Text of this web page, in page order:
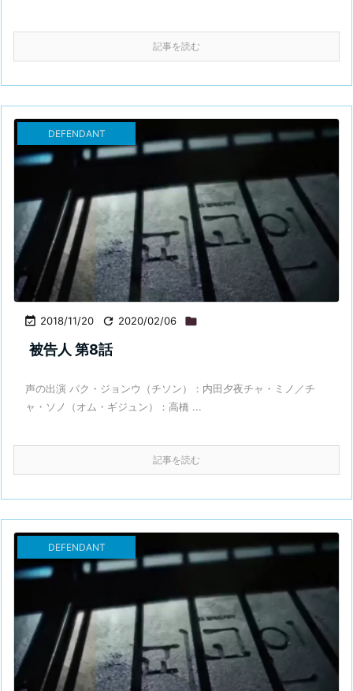
記事を読む
 2018/11/20  2020/02/06 
DEFENDANT
被告人 第8話
声の出演 パク・ジョンウ（チソン）：内田夕夜チャ・ミノ／チ
ャ・ソノ（オム・ギジュン）：高橋 ...
記事を読む
DEFENDANT